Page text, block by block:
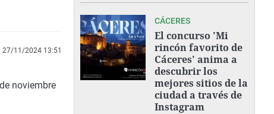
27/11/2024 13:51
noviembre
CÁCERES
El concurso 'Mi
rincón favorito de
Cáceres' anima a
descubrir los
mejores sitios de la
ciudad a través de
Instagram